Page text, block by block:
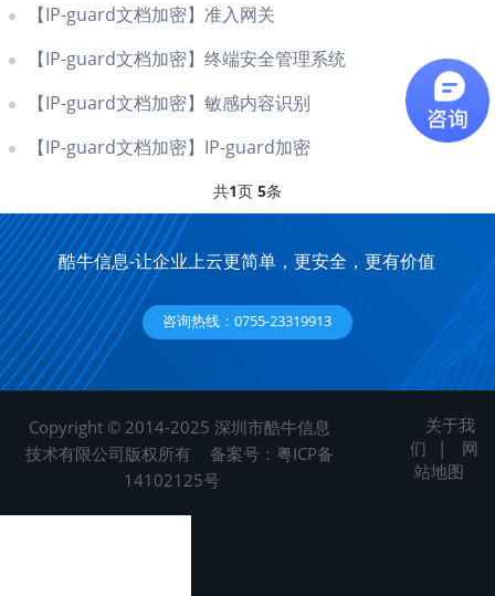
【IP-guard文档加密】准入网关
【IP-guard文档加密】终端安全管理系统
【IP-guard文档加密】敏感内容识别
【IP-guard文档加密】IP-guard加密
共1页 5条
酷牛信息-让企业上云更简单，更安全，更有价值
咨询热线：0755-23319913
Copyright © 2014-2025 深圳市酷牛信息
技术有限公司版权所有
备案号：粤ICP备
14102125号
关于我
们
|
网
站地图